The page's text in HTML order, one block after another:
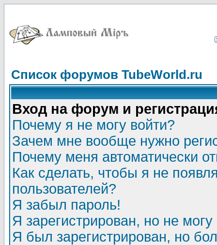
Список форумов TubeWorld.ru
Вход на форум и
Почему я не могу войти?
Зачем мне вообще нужно
Почему меня автоматически
Как сделать, чтобы я не
пользователей?
Я забыл пароль!
Я зарегистрирован, но не могу
Я был зарегистрирован, но